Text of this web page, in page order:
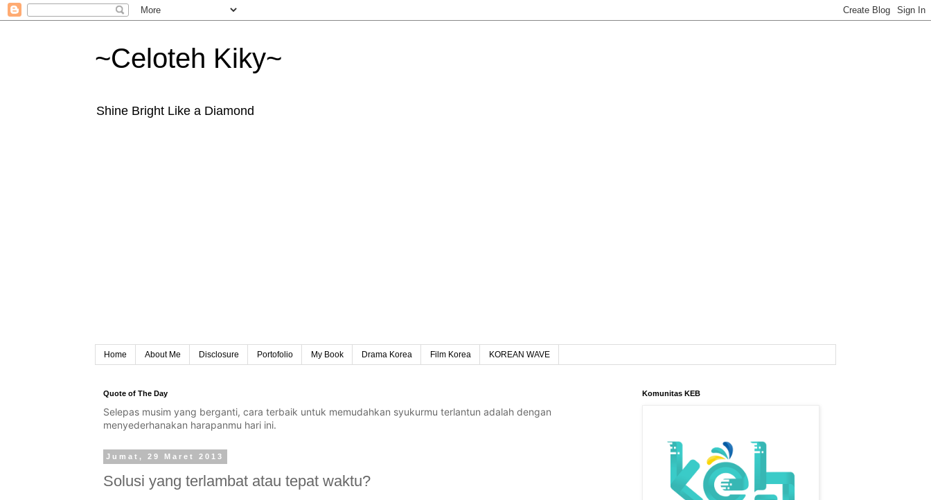
~Celoteh Kiky~
Shine Bright Like a Diamond
Home About Me Disclosure Portofolio My Book Drama Korea Film Korea KOREAN WAVE
Quote of The Day
Selepas musim yang berganti, cara terbaik untuk memudahkan syukurmu terlantun adalah dengan
menyederhanakan harapanmu hari ini.
Jumat, 29 Maret 2013
Solusi yang terlambat atau tepat waktu?
Komunitas KEB